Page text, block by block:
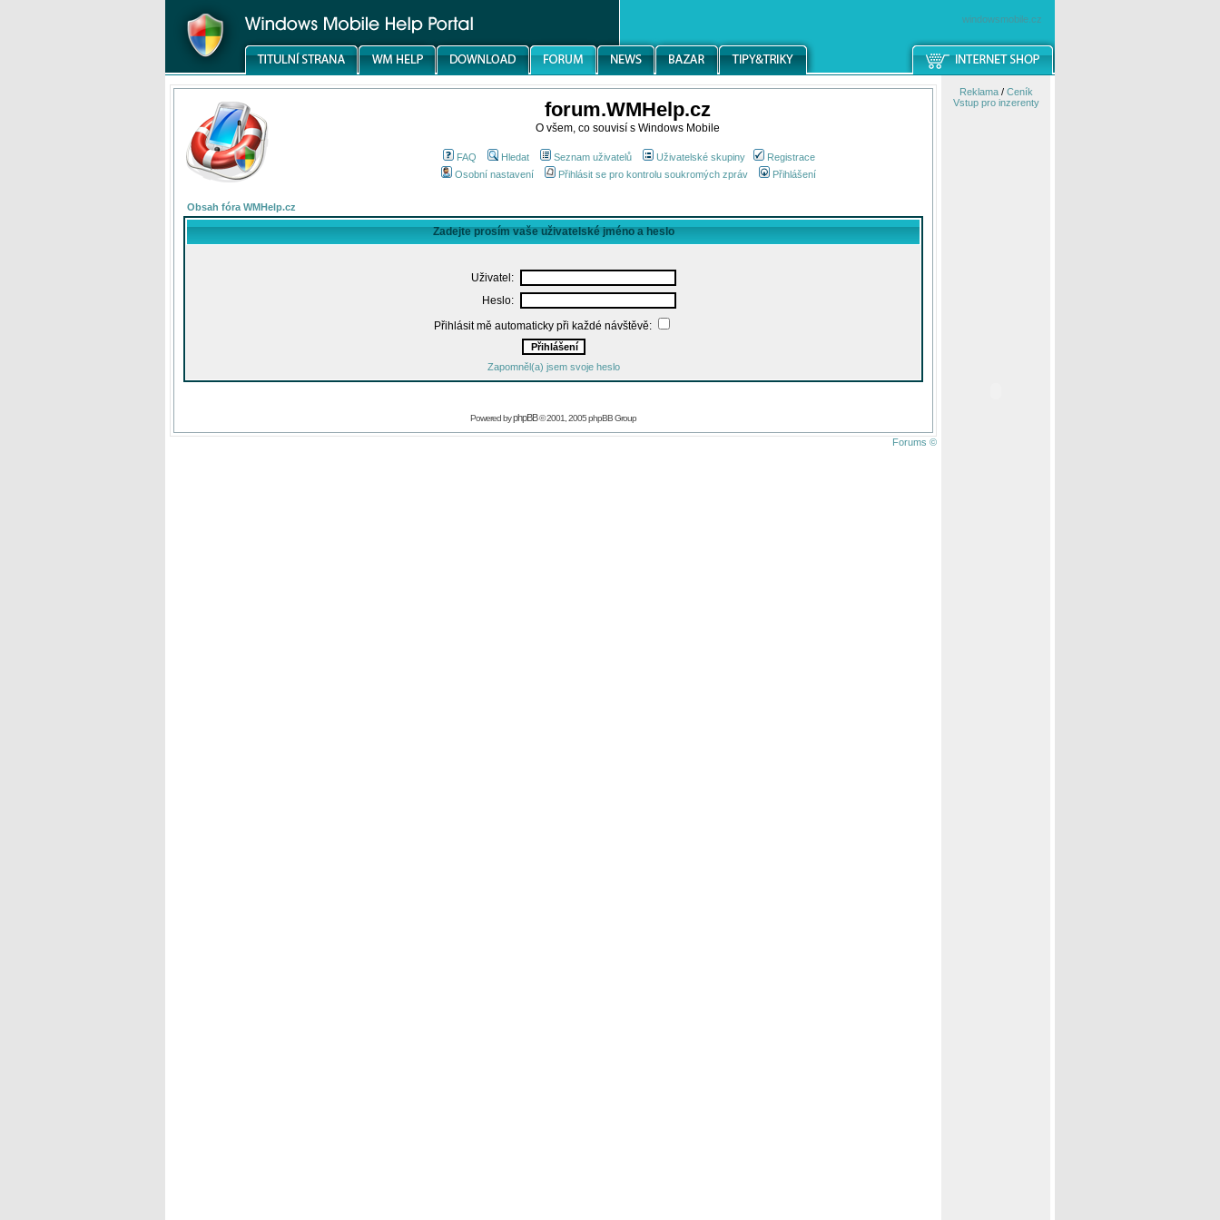
windowsmobile.cz
forum.WMHelp.cz
O všem, co souvisí s Windows Mobile
FAQ Hledat Seznam uživatelů Uživatelské skupiny
Registrace
Osobní nastavení
Přihlásit se pro kontrolu soukromých zpráv Přihlášení
Obsah fóra WMHelp.cz
Zadejte prosím vaše uživatelské jméno a heslo
Uživatel:
Heslo:
Přihlásit mě automaticky při každé návštěvě:
Zapomněl(a) jsem svoje heslo
Powered byphpBB© 2001, 2005 phpBB Group
Forums ©
Reklama/ Ceník
Vstup pro inzerenty